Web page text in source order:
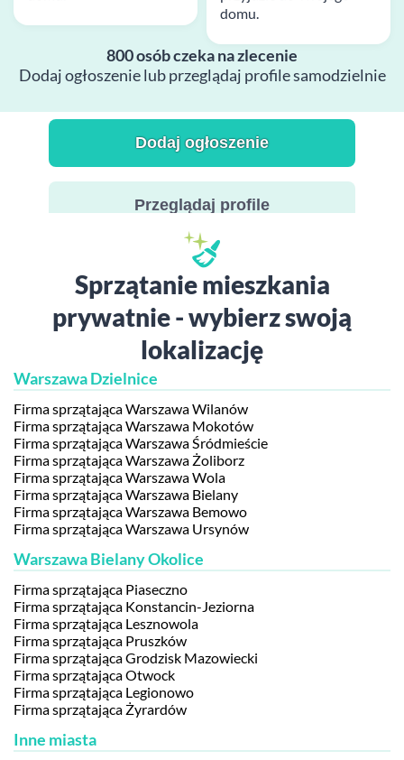
domu.
800 osób czeka na zlecenie
Dodaj ogłoszenie lub przeglądaj profile samodzielnie
Dodaj ogłoszenie
Przeglądaj profile
Sprzątanie mieszkania
prywatnie - wybierz swoją
lokalizację
Warszawa Dzielnice
Firma sprzątająca Warszawa Wilanów
Firma sprzątająca Warszawa Mokotów
Firma sprzątająca Warszawa Śródmieście
Firma sprzątająca Warszawa Żoliborz
Firma sprzątająca Warszawa Wola
Firma sprzątająca Warszawa Bielany
Firma sprzątająca Warszawa Bemowo
Firma sprzątająca Warszawa Ursynów
Warszawa Bielany Okolice
Firma sprzątająca Piaseczno
Firma sprzątająca Konstancin-Jeziorna
Firma sprzątająca Lesznowola
Firma sprzątająca Pruszków
Firma sprzątająca Grodzisk Mazowiecki
Firma sprzątająca Otwock
Firma sprzątająca Legionowo
Firma sprzątająca Żyrardów
Inne miasta